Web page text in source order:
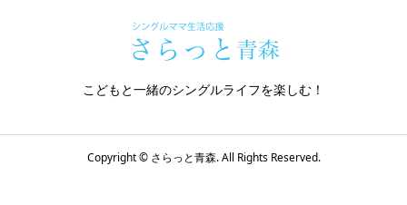
こどもと一緒のシングルライフを楽しむ！
Copyright ©さらっと青森. All Rights Reserved.